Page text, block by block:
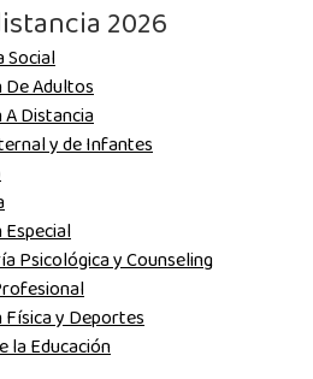
2026
Social
Adultos
Distancia
y de Infantes
Psicológica y Counseling
y Deportes
la Educación